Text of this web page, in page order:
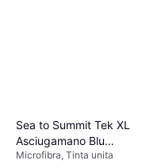
Sea to Summit Tek XL
Asciugamano Blu
(150x75cm)
Microfibra, Tinta unita